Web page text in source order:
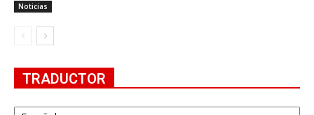
Noticias
TRADUCTOR